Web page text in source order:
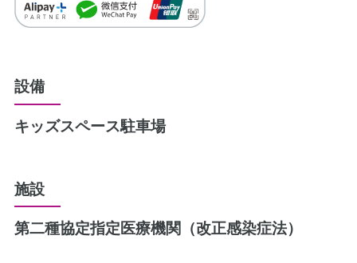
設備
キッズスペース駐車場
施設
第二種協定指定医療機関（改正感染症法）